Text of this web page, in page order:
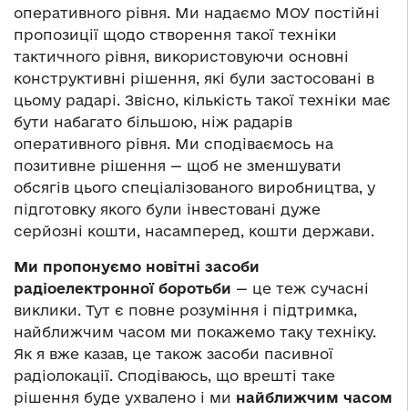
оперативного рівня. Ми надаємо МОУ постійні
пропозиції щодо створення такої техніки
тактичного рівня, використовуючи основні
конструктивні рішення, які були застосовані в
цьому радарі. Звісно, кількість такої техніки має
бути набагато більшою, ніж радарів
оперативного рівня. Ми сподіваємось на
позитивне рішення — щоб не зменшувати
обсягів цього спеціалізованого виробництва, у
підготовку якого були інвестовані дуже
серйозні кошти, насамперед, кошти держави.
Ми пропонуємо новітні засоби
радіоелектронної боротьби — це теж сучасні
виклики. Тут є повне розуміння і підтримка,
найближчим часом ми покажемо таку техніку.
Як я вже казав, це також засоби пасивної
радіолокації. Сподіваюсь, що врешті таке
рішення буде ухвалено і ми найближчим часом